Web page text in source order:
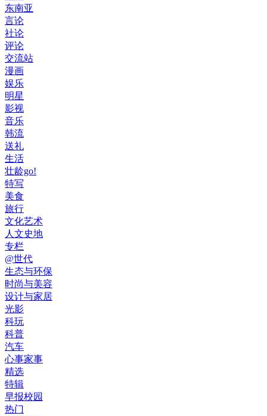
东南亚
言论
社论
评论
交流站
漫画
娱乐
明星
影视
音乐
韩流
送礼
生活
壮龄go!
特写
美食
旅行
文化艺术
人文史地
专栏
@世代
生态与环保
时尚与美容
设计与家居
光影
科玩
科普
汽车
心事家事
精选
特辑
早报校园
热门